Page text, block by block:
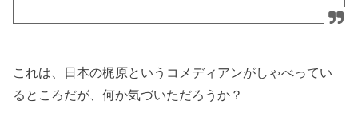
これは、日本の梶原というコメディアンがしゃべってい
るところだが、何か気づいただろうか？